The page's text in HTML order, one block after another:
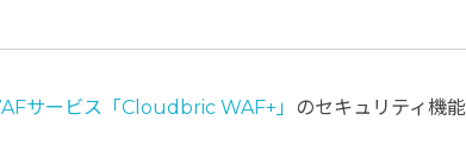
サービス「Cloudbric WAF+」 のセキュリティ機